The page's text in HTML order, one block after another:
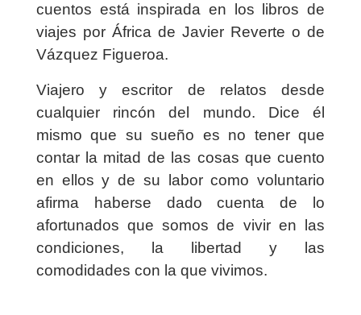
cuentos está inspirada en los libros de
viajes por África de Javier Reverte o de
Vázquez Figueroa.
Viajero y escritor de relatos desde
cualquier rincón del mundo. Dice él
mismo que su sueño es no tener que
contar la mitad de las cosas que cuento
en ellos y de su labor como voluntario
afirma haberse dado cuenta de lo
afortunados que somos de vivir en las
condiciones, la libertad y las
comodidades con la que vivimos.